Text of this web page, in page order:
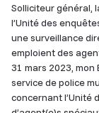
Solliciteur général,
l’Unité des
une surveillance
emploient des
31 mars 2023,
service de police
concernant l’Unité